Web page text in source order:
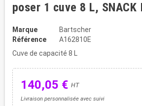
poser 1 cuve 8 L, SNACK
Marque
Bartscher
Référence
A162810E
Cuve de capacité 8 L
140,05 € HT
Livraison personnalisée avec suivi